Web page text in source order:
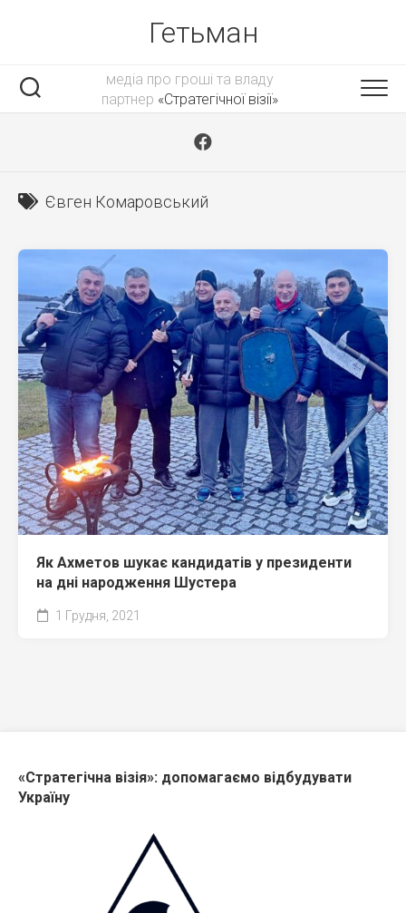
Гетьман
медіа про гроші та владу
партнер «Стратегічної візії»
Євген Комаровський
Як Ахметов шукає кандидатів у президенти
на дні народження Шустера
1 Грудня, 2021
«Стратегічна візія»: допомагаємо відбудувати
Україну